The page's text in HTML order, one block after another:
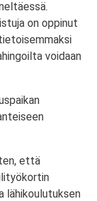
on oppinut
voidaan
että
lähikoulutuksen